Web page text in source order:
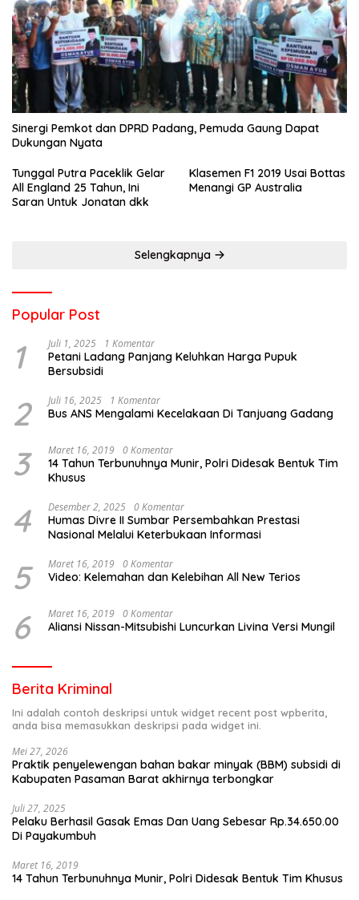
Sinergi Pemkot dan DPRD Padang, Pemuda Gaung Dapat
Dukungan Nyata
Tunggal Putra Paceklik Gelar
All England 25 Tahun, Ini
Saran Untuk Jonatan dkk
Klasemen F1 2019 Usai Bottas
Menangi GP Australia
Selengkapnya
Popular Post
1 Juli 1, 2025 1 Komentar
Petani Ladang Panjang Keluhkan Harga Pupuk
Bersubsidi
2 Juli 16, 2025 1 Komentar
Bus ANS Mengalami Kecelakaan Di Tanjuang Gadang
3 Maret 16, 2019 0 Komentar
14 Tahun Terbunuhnya Munir, Polri Didesak Bentuk Tim
Khusus
4 Desember 2, 2025 0 Komentar
Humas Divre II Sumbar Persembahkan Prestasi
Nasional Melalui Keterbukaan Informasi
5 Maret 16, 2019 0 Komentar
Video: Kelemahan dan Kelebihan All New Terios
6 Maret 16, 2019 0 Komentar
Aliansi Nissan-Mitsubishi Luncurkan Livina Versi Mungil
Berita Kriminal
Ini adalah contoh deskripsi untuk widget recent post wpberita,
anda bisa memasukkan deskripsi pada widget ini.
Mei 27, 2026
Praktik penyelewengan bahan bakar minyak (BBM) subsidi di
Kabupaten Pasaman Barat akhirnya terbongkar
Juli 27, 2025
Pelaku Berhasil Gasak Emas Dan Uang Sebesar Rp.34.650.00
Di Payakumbuh
Maret 16, 2019
14 Tahun Terbunuhnya Munir, Polri Didesak Bentuk Tim Khusus